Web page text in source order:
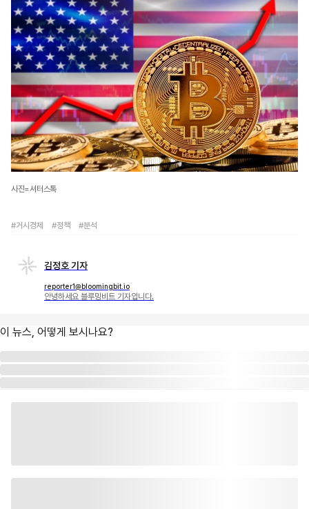
사진=셔터스톡
#거시경제 #정책 #분석
김정호 기자
reporter1@bloomingbit.io
안녕하세요 블루밍비트 기자입니다.
이 뉴스, 어떻게 보시나요?